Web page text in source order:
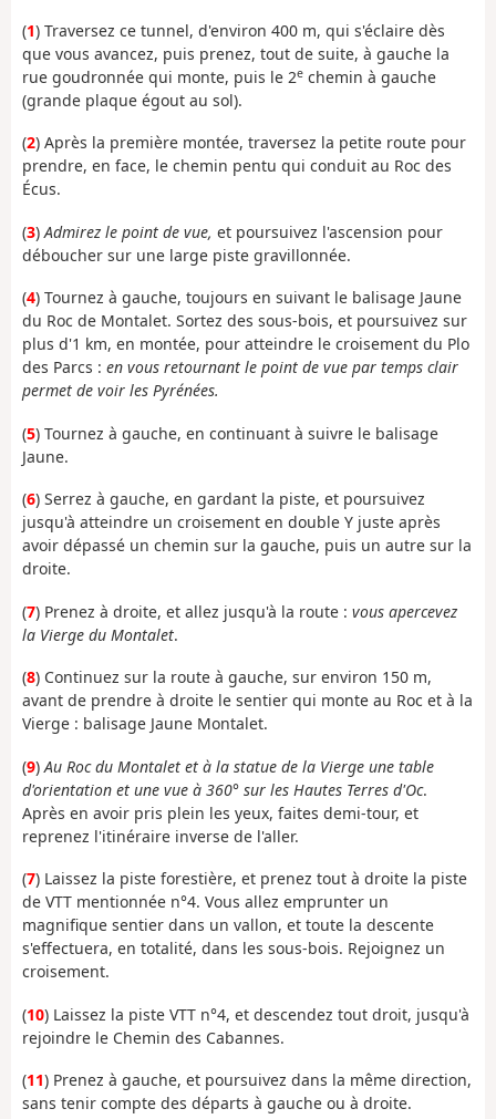
(1) Traversez ce tunnel, d'environ 400 m, qui s'éclaire dès
que vous avancez, puis prenez, tout de suite, à gauche la
rue goudronnée qui monte, puis le 2e chemin à gauche
(grande plaque égout au sol).
(2) Après la première montée, traversez la petite route pour
prendre, en face, le chemin pentu qui conduit au Roc des
Écus.
(3)Admirez le point de vue, et poursuivez l'ascension pour
déboucher sur une large piste gravillonnée.
(4) Tournez à gauche, toujours en suivant le balisage Jaune
du Roc de Montalet. Sortez des sous-bois, et poursuivez sur
plus d'1 km, en montée, pour atteindre le croisement du Plo
des Parcs : en vous retournant le point de vue par temps clair
permet de voir les Pyrénées.
(5) Tournez à gauche, en continuant à suivre le balisage
Jaune.
(6) Serrez à gauche, en gardant la piste, et poursuivez
jusqu'à atteindre un croisement en double Y juste après
avoir dépassé un chemin sur la gauche, puis un autre sur la
droite.
(7) Prenez à droite, et allez jusqu'à la route : vous apercevez
la Vierge du Montalet.
(8) Continuez sur la route à gauche, sur environ 150 m,
avant de prendre à droite le sentier qui monte au Roc et à la
Vierge : balisage Jaune Montalet.
(9)Au Roc du Montalet et à la statue de la Vierge une table
d'orientation et une vue à 360° sur les Hautes Terres d'Oc.
Après en avoir pris plein les yeux, faites demi-tour, et
reprenez l'itinéraire inverse de l'aller.
(7) Laissez la piste forestière, et prenez tout à droite la piste
de VTT mentionnée n°4. Vous allez emprunter un
magnifique sentier dans un vallon, et toute la descente
s'effectuera, en totalité, dans les sous-bois. Rejoignez un
croisement.
(10) Laissez la piste VTT n°4, et descendez tout droit, jusqu'à
rejoindre le Chemin des Cabannes.
(11) Prenez à gauche, et poursuivez dans la même direction,
sans tenir compte des départs à gauche ou à droite.